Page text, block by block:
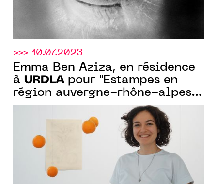
>>> 10.07.2023
Emma Ben Aziza, en résidence
à URDLApour "Estampes en
région auvergne-rhône-alpes",
entre juin et septembre 2023